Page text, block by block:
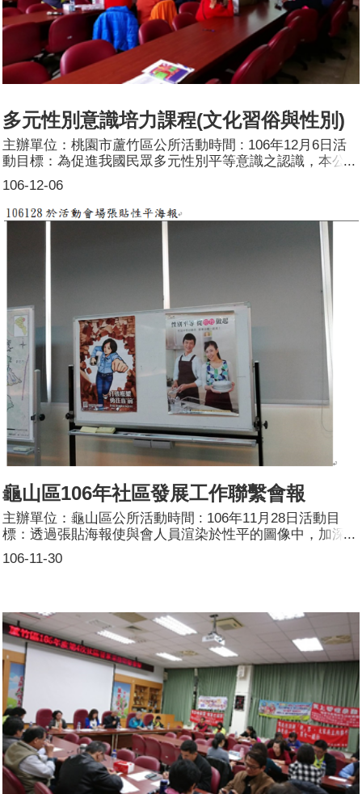
多元性別意識培力課程(文化習俗與性別)
106-12-06
主辦單位：桃園市蘆竹區公所活動時間 : 106年12月6日活
動目標：為促進我國民眾多元性別平等意識之認識，本公所
特辦理性別意識培力課程，期待透過公、私部門成員共同宣
導，瞭解不同性別者觀點與處境。活動簡介：利用PPT及生
活實際案例，帶領同仁了解性別平等的意義。參加人數：共
115人，分別為男性：58人；女性：57人。
龜山區106年社區發展工作聯繫會報
106-11-30
主辦單位：龜山區公所活動時間 : 106年11月28日活動目
標：透過張貼海報使與會人員渲染於性平的圖像中，加深性
平意識，消除性別刻板印象。活動簡介：於活動會場張貼性
平宣導海報參加人數：共計128人，分別為男性：55人；女